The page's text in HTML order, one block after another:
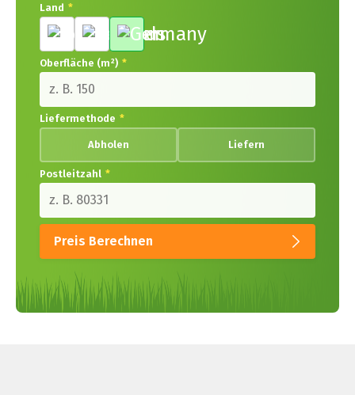
Land *
Oberfläche (m²) *
Liefermethode *
Abholen Liefern
Postleitzahl *
Preis Berechnen